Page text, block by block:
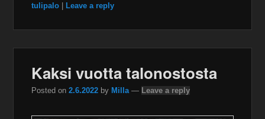
tulipalo | Leave a reply
Kaksi vuotta talonostosta
Posted on2.6.2022 by Milla — Leave a reply